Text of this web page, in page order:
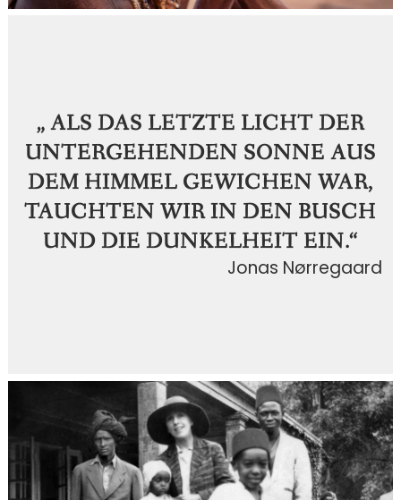
„ ALS DAS LETZTE LICHT DER
UNTERGEHENDEN SONNE AUS
DEM HIMMEL GEWICHEN WAR,
TAUCHTEN WIR IN DEN BUSCH
UND DIE DUNKELHEIT EIN.“
Jonas Nørregaard